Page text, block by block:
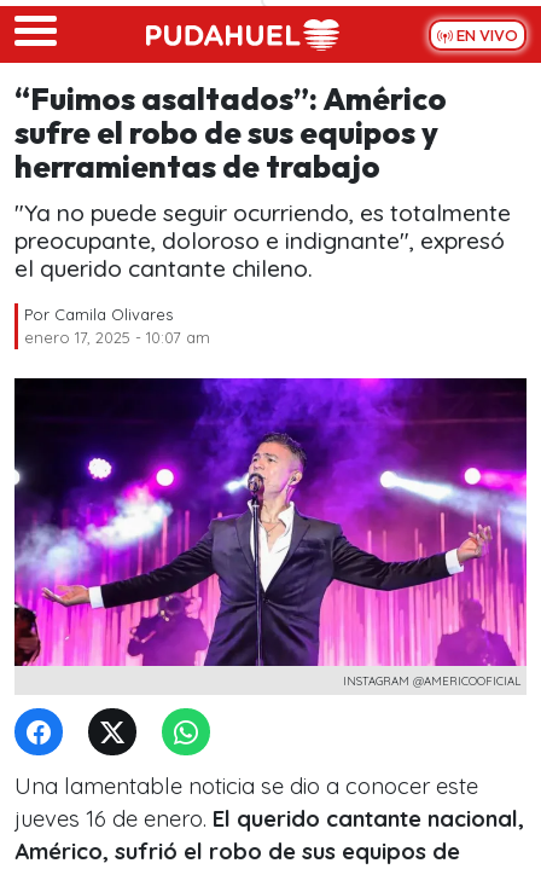
Skip to main content
EN VIVO
“Fuimos asaltados”: Américo
sufre el robo de sus equipos y
herramientas de trabajo
"Ya no puede seguir ocurriendo, es totalmente
preocupante, doloroso e indignante", expresó
el querido cantante chileno.
Por Camila Olivares
enero 17, 2025 - 10:07 am
INSTAGRAM @AMERICOOFICIAL
Una lamentable noticia se dio a conocer este
jueves 16 de enero. El querido cantante nacional,
Américo, sufrió el robo de sus equipos de